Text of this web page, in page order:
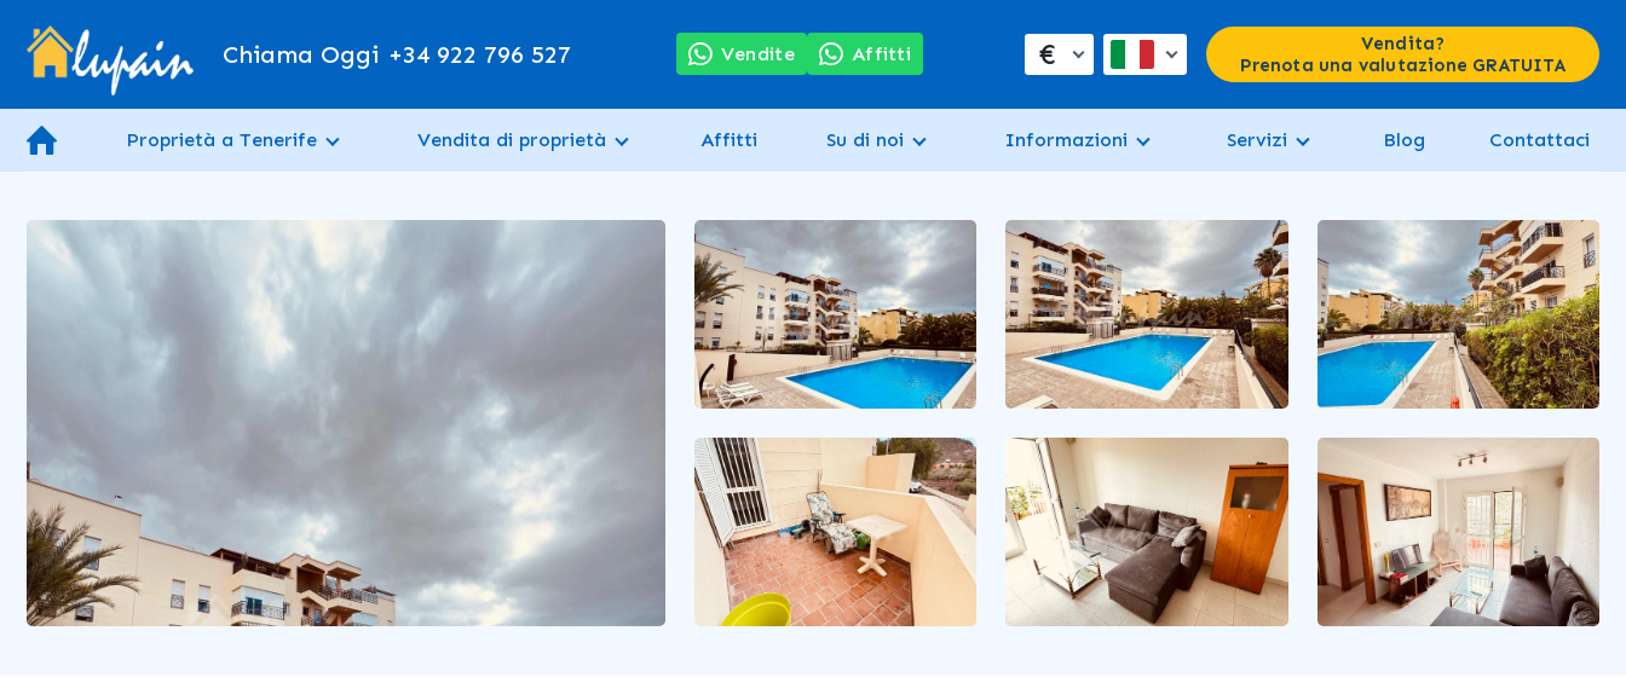
Chiama Oggi +34 922 796 527 Vendite Affitti €
Vendita?
Prenota una valutazione GRATUITA
Proprietà a Tenerife Vendita di proprietà Affitti Su di noi Informazioni Servizi Blog Contattaci